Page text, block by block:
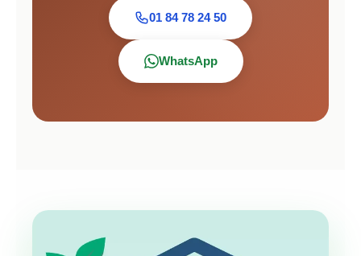
01 84 78 24 50
WhatsApp